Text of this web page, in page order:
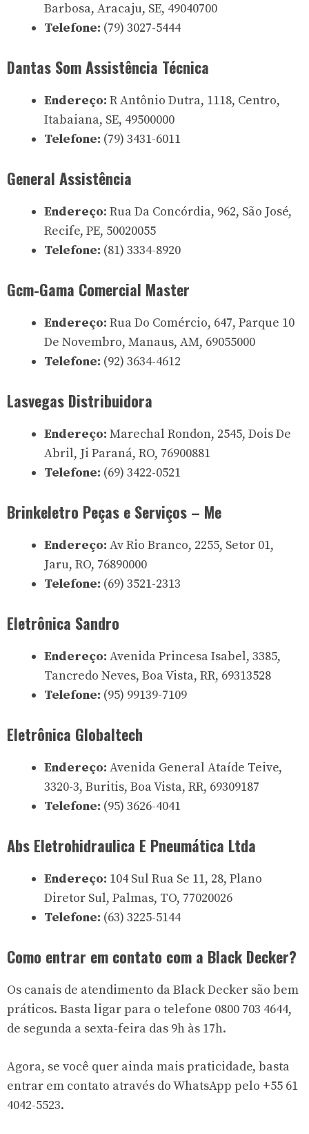
Barbosa, Aracaju, SE, 49040700
Telefone: (79) 3027-5444
Dantas Som Assistência Técnica
Endereço: R Antônio Dutra, 1118, Centro,
Itabaiana, SE, 49500000
Telefone: (79) 3431-6011
General Assistência
Endereço: Rua Da Concórdia, 962, São José,
Recife, PE, 50020055
Telefone: (81) 3334-8920
Gcm-Gama Comercial Master
Endereço: Rua Do Comércio, 647, Parque 10
De Novembro, Manaus, AM, 69055000
Telefone: (92) 3634-4612
Lasvegas Distribuidora
Endereço: Marechal Rondon, 2545, Dois De
Abril, Ji Paraná, RO, 76900881
Telefone: (69) 3422-0521
Brinkeletro Peças e Serviços – Me
Endereço: Av Rio Branco, 2255, Setor 01,
Jaru, RO, 76890000
Telefone: (69) 3521-2313
Eletrônica Sandro
Endereço: Avenida Princesa Isabel, 3385,
Tancredo Neves, Boa Vista, RR, 69313528
Telefone: (95) 99139-7109
Eletrônica Globaltech
Endereço: Avenida General Ataíde Teive,
3320-3, Buritis, Boa Vista, RR, 69309187
Telefone: (95) 3626-4041
Abs Eletrohidraulica E Pneumática Ltda
Endereço: 104 Sul Rua Se 11, 28, Plano
Diretor Sul, Palmas, TO, 77020026
Telefone: (63) 3225-5144
Como entrar em contato com a Black Decker?
Os canais de atendimento da Black Decker são bem
práticos. Basta ligar para o telefone 0800 703 4644,
de segunda a sexta-feira das 9h às 17h.
Agora, se você quer ainda mais praticidade, basta
entrar em contato através do WhatsApp pelo +55 61
4042-5523.